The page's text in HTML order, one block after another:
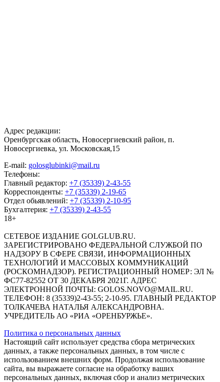
Адрес редакции:
Оренбургская область, Новосергиевский район, п.
Новосергиевка, ул. Московская,15
E-mail: golosglubinki@mail.ru
Телефоны:
Главный редактор: +7 (35339) 2-43-55
Корреспонденты: +7 (35339) 2-19-65
Отдел обьявлений: +7 (35339) 2-10-95
Бухгалтерия: +7 (35339) 2-43-55
18+
СЕТЕВОЕ ИЗДАНИЕ GOLGLUB.RU.
ЗАРЕГИСТРИРОВАНО ФЕДЕРАЛЬНОЙ СЛУЖБОЙ ПО
НАДЗОРУ В СФЕРЕ СВЯЗИ, ИНФОРМАЦИОННЫХ
ТЕХНОЛОГИЙ И МАССОВЫХ КОММУНИКАЦИЙ
(РОСКОМНАДЗОР). РЕГИСТРАЦИОННЫЙ НОМЕР: ЭЛ №
ФС77-82552 ОТ 30 ДЕКАБРЯ 2021Г. АДРЕС
ЭЛЕКТРОННОЙ ПОЧТЫ: GOLOS.NOVO@MAIL.RU.
ТЕЛЕФОН: 8 (35339)2-43-55; 2-10-95. ГЛАВНЫЙ РЕДАКТОР
ТОЛКАЧЕВА НАТАЛЬЯ АЛЕКСАНДРОВНА.
УЧРЕДИТЕЛЬ АО «РИА «ОРЕНБУРЖЬЕ».
Политика о персональных данных
Настоящий сайт использует средства сбора метрических
данных, а также персональных данных, в том числе с
использованием внешних форм. Продолжая использование
сайта, вы выражаете согласие на обработку ваших
персональных данных, включая сбор и анализ метрических